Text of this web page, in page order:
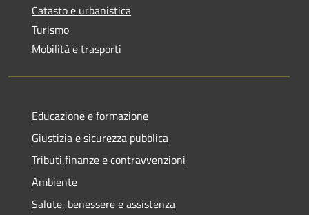
Catasto e urbanistica
Turismo
Mobilità e trasporti
Educazione e formazione
Giustizia e sicurezza pubblica
Tributi,finanze e contravvenzioni
Ambiente
Salute, benessere e assistenza